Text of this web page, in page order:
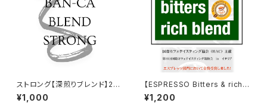
ストロング【深煎りブレンド】20
0ｇ入り
¥1,000
【ESPRESSO Bitters & rich b
lend】 (10th ICT 2018 金賞)2
00g入り
¥1,200